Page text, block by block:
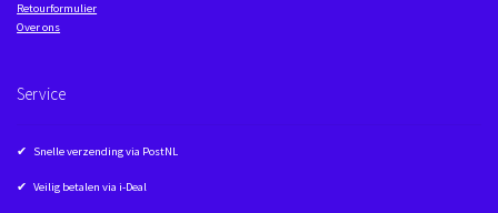
Retourformulier
Over ons
Service
✔ Snelle verzending via PostNL
✔ Veilig betalen via i-Deal